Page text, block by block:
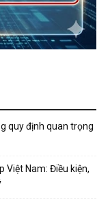
quy định quan trọng
Việt Nam: Điều kiện,